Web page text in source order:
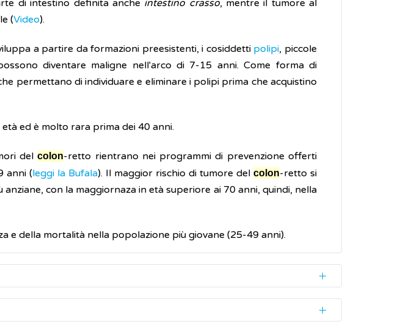
di intestino definita anche intestino crasso, mentre il tumore al
(Video).
a partire da formazioni preesistenti, i cosiddetti polipi, piccole
diventare maligne nell'arco di 7-15 anni. Come forma di
permettano di individuare e eliminare i polipi prima che acquistino
ed è molto rara prima dei 40 anni.
delcolon-retto rientrano nei programmi di prevenzione offerti
anni (leggi la Bufala). Il maggior rischio di tumore del colon-retto si
con la maggiornaza in età superiore ai 70 anni, quindi, nella
e della mortalità nella popolazione più giovane (25-49 anni).